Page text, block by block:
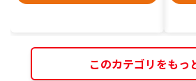
このカテゴリをもっ